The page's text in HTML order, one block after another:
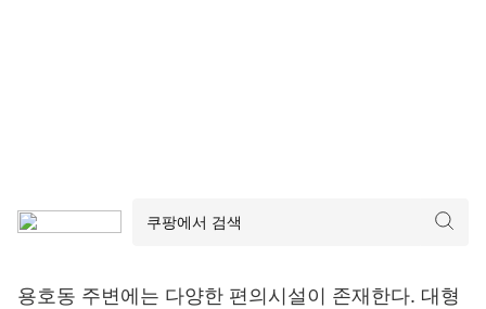
용호동 주변에는 다양한 편의시설이 존재한다. 대형